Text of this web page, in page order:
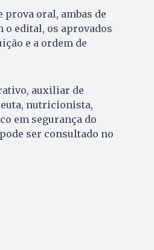
oral, ambas de
edital, os aprovados
e a ordem de
auxiliar de
nutricionista,
em segurança do
ser consultado no